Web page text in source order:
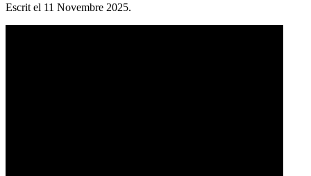
Escrit el 11 Novembre 2025.